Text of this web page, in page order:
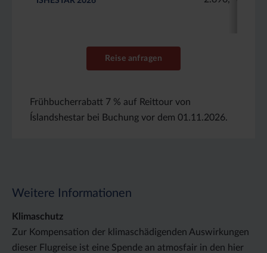
Reise anfragen
Frühbucherrabatt 7 % auf Reittour von
Íslandshestar bei Buchung vor dem 01.11.2026.
Weitere Informationen
Klimaschutz
Zur Kompensation der klimaschädigenden Auswirkungen
dieser Flugreise ist eine Spende an atmosfair in den hier